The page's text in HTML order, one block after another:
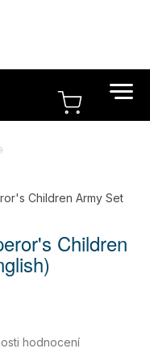
Children Army Set
Children
hodnocení